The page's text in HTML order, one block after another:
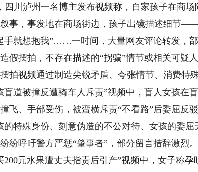
泸州一名博主发布视频称，自家孩子在商场
事，事发地在商场街边，孩子出镜描述细节
手就想抱我”……一时间，大量网友评论转发，
假摆拍，不存在描述的“拐骗”情节或相关可疑人
视频通过制造尖锐矛盾、夸张情节、消费特殊
被撞反遭骑车人斥责”视频中，盲人女孩在
飞、手部受伤，被蛮横斥责“不看路”后委屈反
的特殊身份、刻意伪造的不公对待、女孩的委
纷呼吁警方严惩“肇事者”，部分留言措辞激烈。
元水果遭丈夫指责后引产”视频中，女子称孕